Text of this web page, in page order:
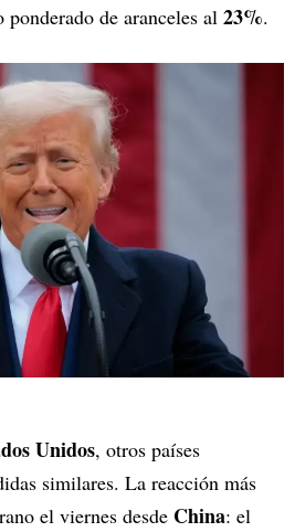
de aranceles al 23%.
Unidos, otros países
similares. La reacción más
el viernes desde China: el